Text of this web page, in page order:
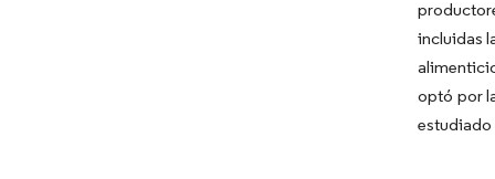
incluidas
optó por
estudiado